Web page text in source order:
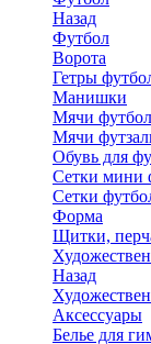
Назад
Футбол
Ворота
Гетры
Манишки
Мячи
Мячи
Обувь для
Сетки мини
Сетки
Форма
Щитки,
Назад
Аксессуары
Белье для